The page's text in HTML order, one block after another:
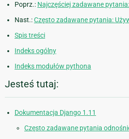
Poprz.: Najczęściej zadawane
Nast.:Często zadawane pytania:
Spis treści
Indeks ogólny
Indeks modułów pythona
Jesteś tutaj:
Dokumentacja Django 1.11
Często zadawane pytania